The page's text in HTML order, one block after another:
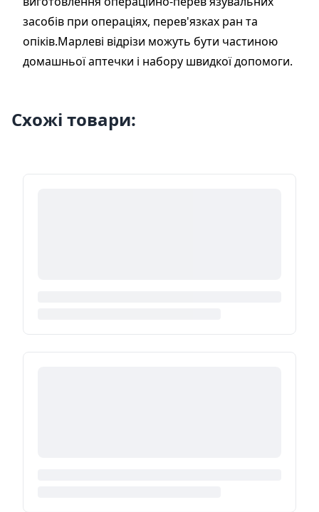
засобів при операціях, перев'язках ран та
опіків.Марлеві відрізи можуть бути частиною
домашньої аптечки і набору швидкої допомоги.
Схожі товари: